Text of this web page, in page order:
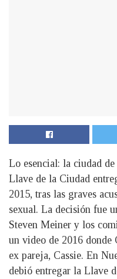
Lo esencial: la ciudad
Llave de la Ciudad
2015, tras las graves
sexual. La decisión fue
Steven Meiner y los
un video de 2016 donde
ex pareja, Cassie. En
debió entregar la Llave